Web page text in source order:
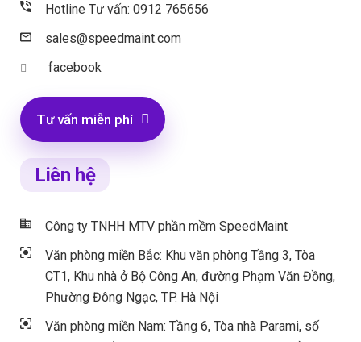
Hotline Tư vấn: 0912 765656
sales@speedmaint.com
facebook
Tư vấn miễn phí
Liên hệ
Công ty TNHH MTV phần mềm SpeedMaint
Văn phòng miền Bắc: Khu văn phòng Tầng 3, Tòa
CT1, Khu nhà ở Bộ Công An, đường Phạm Văn Đồng,
Phường Đông Ngạc, TP. Hà Nội
Văn phòng miền Nam: Tầng 6, Tòa nhà Parami, số